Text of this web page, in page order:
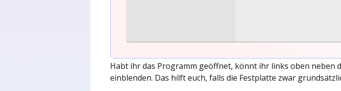
Habt ihr das Programm geöffnet, könnt ihr links oben neben
einblenden. Das hilft euch, falls die Festplatte zwar